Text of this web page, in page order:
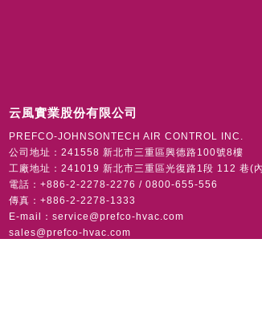
云風實業股份有限公司
PREFCO-JOHNSONTECH AIR CONTROL INC.
公司地址：241558 新北市三重區興德路100號8樓
工廠地址：241019 新北市三重區光復路1段 112 巷(
電話：+886-2-2278-2276 / 0800-655-556
傳真：+886-2-2278-1333
E-mail： service@prefco-hvac.com
sales@prefco-hvac.com